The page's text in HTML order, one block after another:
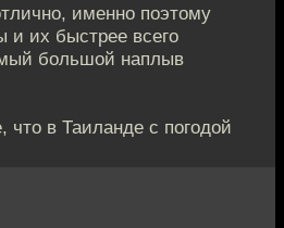
именно поэтому
и их быстрее всего
большой наплыв
что в Таиланде с погодой